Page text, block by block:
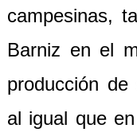
campesinas,
Barniz en el
producción de
al igual que